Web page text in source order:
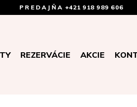
PREDAJŇA +421 918 989 606
REZERVÁCIE AKCIE